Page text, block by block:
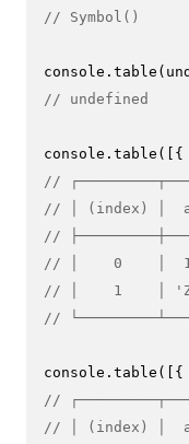
// Symbol()
console . table (
// undefined
console . table ([{
//
// │ (index) │
//
// │    0    │  1
// │    1    │
//
console . table ([{
//
// │ (index) │